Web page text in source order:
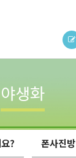
야생화
? 폰사진방